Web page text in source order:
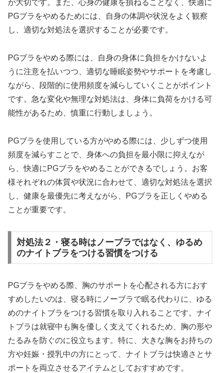
が大切です。また、心身の健康を損ねることなく、快適に
PGブラをやめるためには、自身の体調や状況をよく観察
し、適切な対処法を選択することが必要です。
PGブラをやめる際には、自身の身体に負担をかけないよ
うに注意を払いつつ、適切な睡眠姿勢やサポートを考慮し
ながら、段階的に使用頻度を減らしていくことがポイント
です。急な変化や無理な対処法は、身体に負荷をかける可
能性があるため、慎重に行動しましょう。
PGブラを使用している方がやめる際には、少しずつ使用
頻度を減らすことで、身体への負担を最小限に抑えなが
ら、快適にPGブラをやめることができるでしょう。お客
様それぞれの体質や状況に合わせて、適切な対処法を選択
し、健康を最優先に考えながら、PGブラを正しくやめる
ことが重要です。
対処法２・寝る時はノーブラではなく、ゆるめ
のナイトブラをつける習慣をつける
PGブラをやめる際、胸のサポートを心配される方におす
すめしたいのは、寝る時にノーブラで眠る代わりに、ゆる
めのナイトブラをつける習慣を取り入れることです。ナイ
トブラは就寝中も胸を優しく支えてくれるため、胸の形や
たるみを防ぐのに役立ちます。特に、大きな胸をお持ちの
方や妊娠・授乳中の方にとって、ナイトブラは快適さとサ
ポートを両立させるアイテムとしておすすめです。